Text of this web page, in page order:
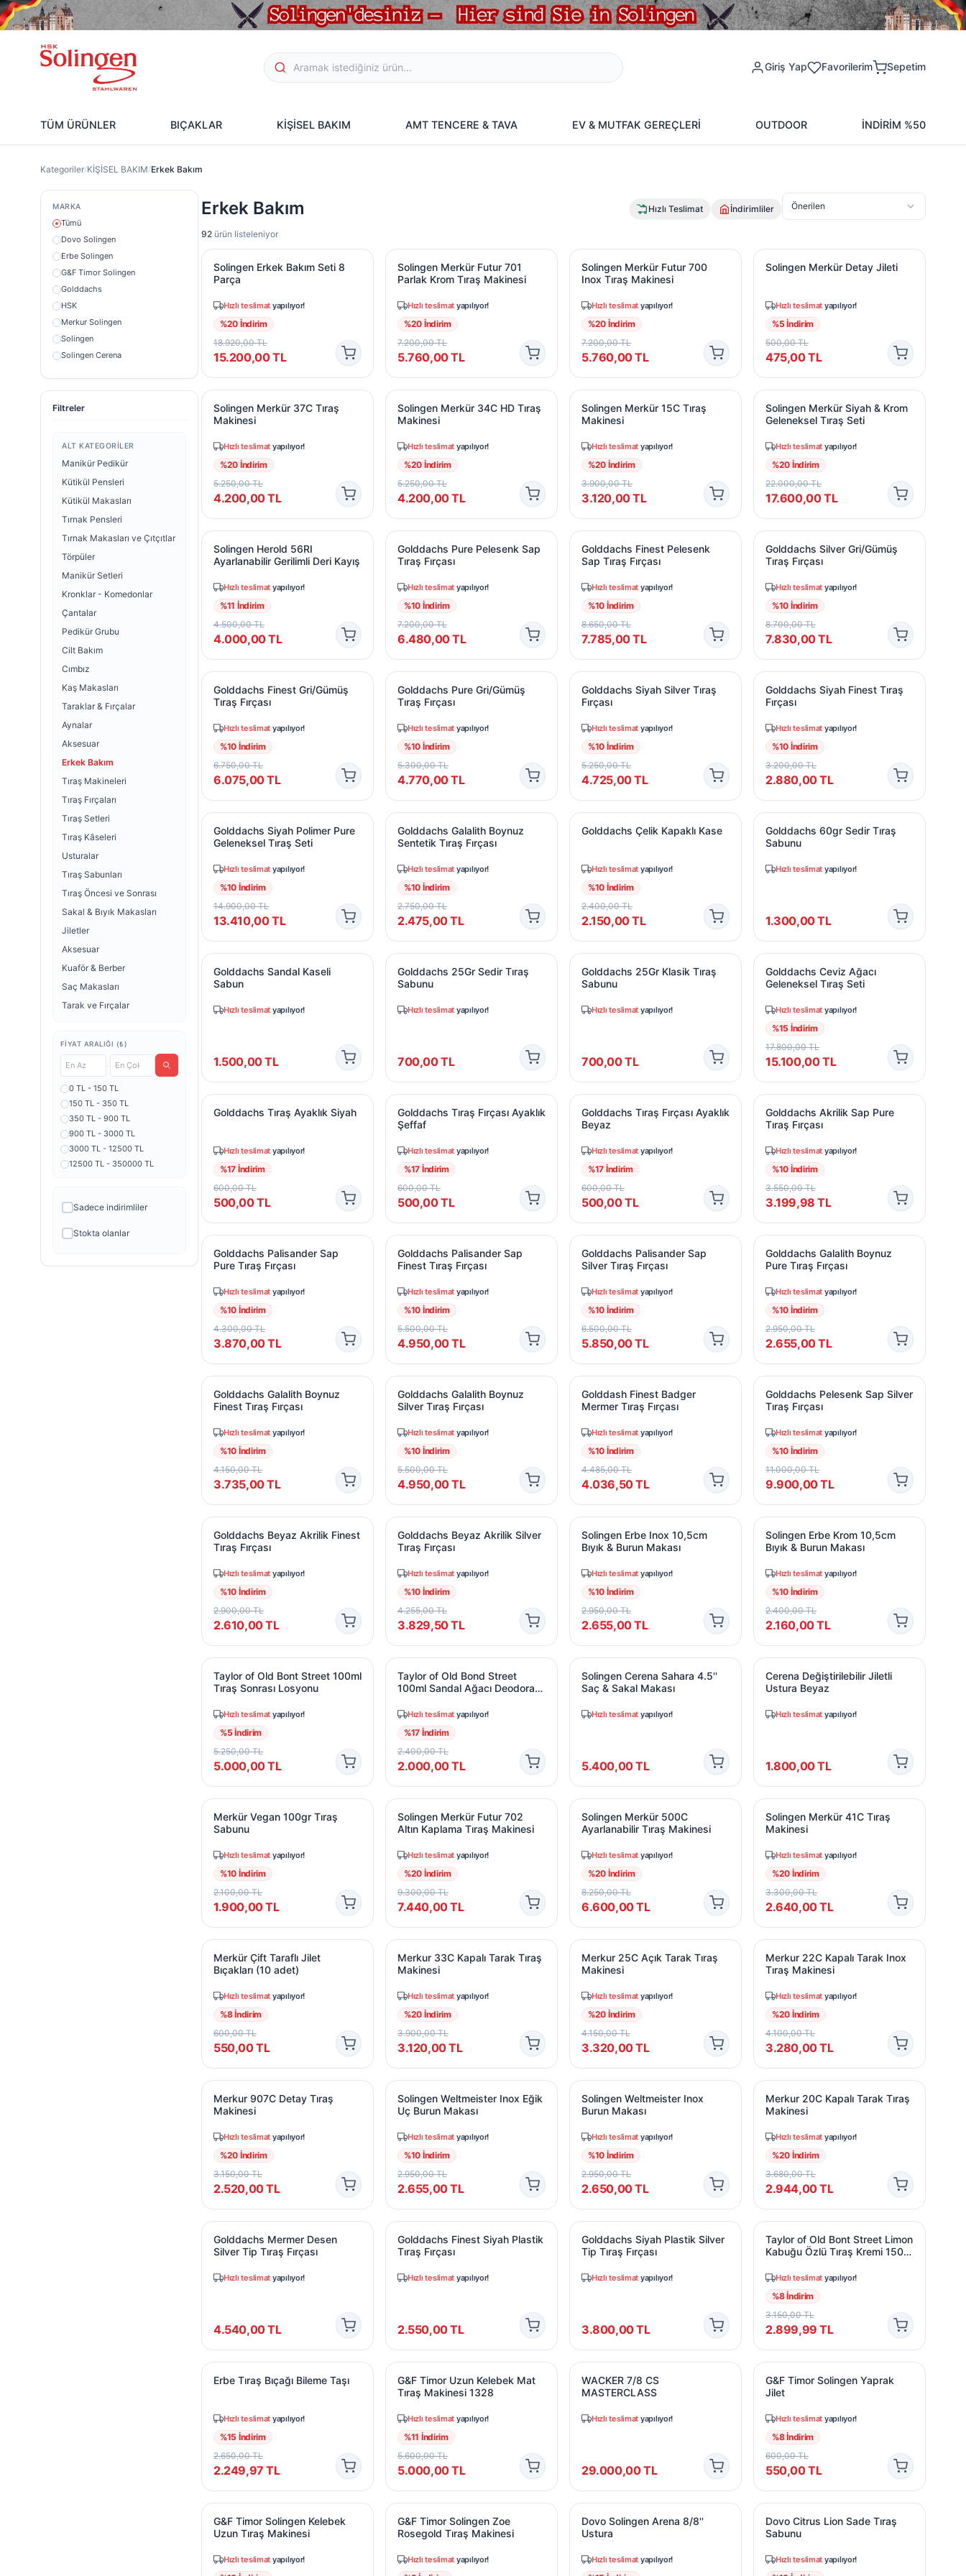
Giriş Yap Favorilerim Sepetim
TÜM ÜRÜNLER BIÇAKLAR KİŞİSEL BAKIM AMT TENCERE & TAVA EV & MUTFAK GEREÇLERİ OUTDOOR İNDİRİM %50
Kategoriler/KİŞİSEL BAKIM/Erkek Bakım
MARKA
Tümü
Dovo Solingen
Erbe Solingen
G&F Timor Solingen
Golddachs
HSK
Merkur Solingen
Solingen
Solingen Cerena
Solingen Erbe
Solingen Herold
Taylor of Old Bond Street
Taylor of Old Bont Street
Filtreler
ALT KATEGORILER
Manikür Pedikür
Kütikül Pensleri
Kütikül Makasları
Tırnak Pensleri
Tırnak Makasları ve Çıtçıtlar
Törpüler
Manikür Setleri
Kronklar - Komedonlar
Çantalar
Pedikür Grubu
Cilt Bakım
Cımbız
Kaş Makasları
Taraklar & Fırçalar
Aynalar
Aksesuar
Erkek Bakım
Tıraş Makineleri
Tıraş Fırçaları
Tıraş Setleri
Tıraş Kâseleri
Usturalar
Tıraş Sabunları
Tıraş Öncesi ve Sonrası
Sakal & Bıyık Makasları
Jiletler
Aksesuar
Kuaför & Berber
Saç Makasları
Tarak ve Fırçalar
FIYAT ARALIĞI (₺)
-
0 TL - 150 TL
150 TL - 350 TL
350 TL - 900 TL
900 TL - 3000 TL
3000 TL - 12500 TL
12500 TL - 350000 TL
Sadece indirimliler
Stokta olanlar
Erkek Bakım Hızlı Teslimat İndirimliler Önerilen
92 ürün listeleniyor
Solingen Erkek Bakım Seti 8 Parça
Solingen Erkek Bakım Seti 8
Parça
Hızlı teslimat yapılıyor!
%20 İndirim
18.920,00TL
15.200,00TL
Solingen Merkür Futur 701 Parlak Krom Tıraş Makinesi
Solingen Merkür Futur 701
Parlak Krom Tıraş Makinesi
Hızlı teslimat yapılıyor!
%20 İndirim
7.200,00TL
5.760,00TL
Solingen Merkür Futur 700 Inox Tıraş Makinesi
Solingen Merkür Futur 700
Inox Tıraş Makinesi
Hızlı teslimat yapılıyor!
%20 İndirim
7.200,00TL
5.760,00TL
Solingen Merkür Detay Jileti
Solingen Merkür Detay Jileti
Hızlı teslimat yapılıyor!
%5 İndirim
500,00TL
475,00TL
Solingen Merkür 37C Tıraş Makinesi
Solingen Merkür 37C Tıraş
Makinesi
Hızlı teslimat yapılıyor!
%20 İndirim
5.250,00TL
4.200,00TL
Solingen Merkür 34C HD Tıraş Makinesi
Solingen Merkür 34C HD Tıraş
Makinesi
Hızlı teslimat yapılıyor!
%20 İndirim
5.250,00TL
4.200,00TL
Solingen Merkür 15C Tıraş Makinesi
Solingen Merkür 15C Tıraş
Makinesi
Hızlı teslimat yapılıyor!
%20 İndirim
3.900,00TL
3.120,00TL
Solingen Merkür Siyah & Krom
Solingen Merkür Siyah & Krom
Geleneksel Tıraş Seti
Hızlı teslimat yapılıyor!
%20 İndirim
22.000,00TL
17.600,00TL
Solingen Herold 56RI Ayarlanabilir Gerilimli Deri Kayış
Solingen Herold 56RI
Ayarlanabilir Gerilimli Deri Kayış
Hızlı teslimat yapılıyor!
%11 İndirim
4.500,00TL
4.000,00TL
Golddachs Pure Pelesenk Sap Tıraş Fırçası
Golddachs Pure Pelesenk Sap
Tıraş Fırçası
Hızlı teslimat yapılıyor!
%10 İndirim
7.200,00TL
6.480,00TL
Golddachs Finest Pelesenk Sap Tıraş Fırçası
Golddachs Finest Pelesenk
Sap Tıraş Fırçası
Hızlı teslimat yapılıyor!
%10 İndirim
8.650,00TL
7.785,00TL
Golddachs Silver Gri/Gümüş Tıraş
Golddachs Silver Gri/Gümüş
Tıraş Fırçası
Hızlı teslimat yapılıyor!
%10 İndirim
8.700,00TL
7.830,00TL
Golddachs Finest Gri/Gümüş Tıraş Fırçası
Golddachs Finest Gri/Gümüş
Tıraş Fırçası
Hızlı teslimat yapılıyor!
%10 İndirim
6.750,00TL
6.075,00TL
Golddachs Pure Gri/Gümüş Tıraş Fırçası
Golddachs Pure Gri/Gümüş
Tıraş Fırçası
Hızlı teslimat yapılıyor!
%10 İndirim
5.300,00TL
4.770,00TL
Golddachs Siyah Silver Tıraş Fırçası
Golddachs Siyah Silver Tıraş
Fırçası
Hızlı teslimat yapılıyor!
%10 İndirim
5.250,00TL
4.725,00TL
Golddachs Siyah Finest Tıraş Fırçası
Golddachs Siyah Finest Tıraş
Fırçası
Hızlı teslimat yapılıyor!
%10 İndirim
3.200,00TL
2.880,00TL
Golddachs Siyah Polimer Pure Geleneksel Tıraş Seti
Golddachs Siyah Polimer Pure
Geleneksel Tıraş Seti
Hızlı teslimat yapılıyor!
%10 İndirim
14.900,00TL
13.410,00TL
Golddachs Galalith Boynuz Sentetik Tıraş Fırçası
Golddachs Galalith Boynuz
Sentetik Tıraş Fırçası
Hızlı teslimat yapılıyor!
%10 İndirim
2.750,00TL
2.475,00TL
Golddachs Çelik Kapaklı Kase
Golddachs Çelik Kapaklı Kase
Hızlı teslimat yapılıyor!
%10 İndirim
2.400,00TL
2.150,00TL
Golddachs 60gr Sedir Tıraş Sabunu
Golddachs 60gr Sedir Tıraş
Sabunu
Hızlı teslimat yapılıyor!
1.300,00TL
Golddachs Sandal Kaseli Sabun
Golddachs Sandal Kaseli
Sabun
Hızlı teslimat yapılıyor!
1.500,00TL
Golddachs 25Gr Sedir Tıraş Sabunu
Golddachs 25Gr Sedir Tıraş
Sabunu
Hızlı teslimat yapılıyor!
700,00TL
Golddachs 25Gr Klasik Tıraş Sabunu
Golddachs 25Gr Klasik Tıraş
Sabunu
Hızlı teslimat yapılıyor!
700,00TL
Golddachs Ceviz Ağacı Geleneksel
Golddachs Ceviz Ağacı
Geleneksel Tıraş Seti
Hızlı teslimat yapılıyor!
%15 İndirim
17.800,00TL
15.100,00TL
Golddachs Tıraş Ayaklık Siyah
Golddachs Tıraş Ayaklık Siyah
Hızlı teslimat yapılıyor!
%17 İndirim
600,00TL
500,00TL
Golddachs Tıraş Fırçası Ayaklık Şeffaf
Golddachs Tıraş Fırçası Ayaklık
Şeffaf
Hızlı teslimat yapılıyor!
%17 İndirim
600,00TL
500,00TL
Golddachs Tıraş Fırçası Ayaklık Beyaz
Golddachs Tıraş Fırçası Ayaklık
Beyaz
Hızlı teslimat yapılıyor!
%17 İndirim
600,00TL
500,00TL
Golddachs Akrilik Sap Pure Tıraş
Golddachs Akrilik Sap Pure
Tıraş Fırçası
Hızlı teslimat yapılıyor!
%10 İndirim
3.550,00TL
3.199,98 TL
Golddachs Palisander Sap Pure Tıraş Fırçası
Golddachs Palisander Sap
Pure Tıraş Fırçası
Hızlı teslimat yapılıyor!
%10 İndirim
4.300,00TL
3.870,00TL
Golddachs Palisander Sap Finest Tıraş Fırçası
Golddachs Palisander Sap
Finest Tıraş Fırçası
Hızlı teslimat yapılıyor!
%10 İndirim
5.500,00TL
4.950,00TL
Golddachs Palisander Sap Silver Tıraş Fırçası
Golddachs Palisander Sap
Silver Tıraş Fırçası
Hızlı teslimat yapılıyor!
%10 İndirim
6.500,00TL
5.850,00TL
Golddachs Galalith Boynuz Pure Tıraş
Golddachs Galalith Boynuz
Pure Tıraş Fırçası
Hızlı teslimat yapılıyor!
%10 İndirim
2.950,00TL
2.655,00TL
Golddachs Galalith Boynuz Finest Tıraş Fırçası
Golddachs Galalith Boynuz
Finest Tıraş Fırçası
Hızlı teslimat yapılıyor!
%10 İndirim
4.150,00TL
3.735,00TL
Golddachs Galalith Boynuz Silver Tıraş Fırçası
Golddachs Galalith Boynuz
Silver Tıraş Fırçası
Hızlı teslimat yapılıyor!
%10 İndirim
5.500,00TL
4.950,00TL
Golddash Finest Badger Mermer Tıraş Fırçası
Golddash Finest Badger
Mermer Tıraş Fırçası
Hızlı teslimat yapılıyor!
%10 İndirim
4.485,00TL
4.036,50TL
Golddachs Pelesenk Sap Silver Tıraş
Golddachs Pelesenk Sap Silver
Tıraş Fırçası
Hızlı teslimat yapılıyor!
%10 İndirim
11.000,00TL
9.900,00TL
Golddachs Beyaz Akrilik Finest Tıraş Fırçası
Golddachs Beyaz Akrilik Finest
Tıraş Fırçası
Hızlı teslimat yapılıyor!
%10 İndirim
2.900,00TL
2.610,00TL
Golddachs Beyaz Akrilik Silver Tıraş Fırçası
Golddachs Beyaz Akrilik Silver
Tıraş Fırçası
Hızlı teslimat yapılıyor!
%10 İndirim
4.255,00TL
3.829,50TL
Solingen Erbe Inox 10,5cm Bıyık & Burun Makası
Solingen Erbe Inox 10,5cm
Bıyık & Burun Makası
Hızlı teslimat yapılıyor!
%10 İndirim
2.950,00TL
2.655,00TL
Solingen Erbe Krom 10,5cm Bıyık &
Solingen Erbe Krom 10,5cm
Bıyık & Burun Makası
Hızlı teslimat yapılıyor!
%10 İndirim
2.400,00TL
2.160,00TL
Taylor of Old Bont Street 100ml Tıraş Sonrası Losyonu
Taylor of Old Bont Street 100ml
Tıraş Sonrası Losyonu
Hızlı teslimat yapılıyor!
%5 İndirim
5.250,00TL
5.000,00TL
Taylor of Old Bond Street 100ml Sandal Ağacı Deodorant Sprey
Taylor of Old Bond Street
100ml Sandal Ağacı Deodorant
Hızlı teslimat yapılıyor!
%17 İndirim
2.400,00TL
2.000,00TL
Solingen Cerena Sahara 4.5'' Saç & Sakal Makası
Solingen Cerena Sahara 4.5''
Saç & Sakal Makası
Hızlı teslimat yapılıyor!
5.400,00TL
Cerena Değiştirilebilir Jiletli Ustura
Cerena Değiştirilebilir Jiletli
Ustura Beyaz
Hızlı teslimat yapılıyor!
1.800,00TL
Merkür Vegan 100gr Tıraş Sabunu
Merkür Vegan 100gr Tıraş
Sabunu
Hızlı teslimat yapılıyor!
%10 İndirim
2.100,00TL
1.900,00TL
Solingen Merkür Futur 702 Altın Kaplama Tıraş Makinesi
Solingen Merkür Futur 702
Altın Kaplama Tıraş Makinesi
Hızlı teslimat yapılıyor!
%20 İndirim
9.300,00TL
7.440,00TL
Solingen Merkür 500C Ayarlanabilir Tıraş Makinesi
Solingen Merkür 500C
Ayarlanabilir Tıraş Makinesi
Hızlı teslimat yapılıyor!
%20 İndirim
8.250,00TL
6.600,00TL
Solingen Merkür 41C Tıraş Makinesi
Solingen Merkür 41C Tıraş
Makinesi
Hızlı teslimat yapılıyor!
%20 İndirim
3.300,00TL
2.640,00TL
Merkür Çift Taraflı Jilet Bıçakları (10 adet)
Merkür Çift Taraflı Jilet
Bıçakları (10 adet)
Hızlı teslimat yapılıyor!
%8İndirim
600,00TL
550,00TL
Merkur 33C Kapalı Tarak Tıraş Makinesi
Merkur 33C Kapalı Tarak Tıraş
Makinesi
Hızlı teslimat yapılıyor!
%20 İndirim
3.900,00TL
3.120,00TL
Merkur 25C Açık Tarak Tıraş Makinesi
Merkur 25C Açık Tarak Tıraş
Makinesi
Hızlı teslimat yapılıyor!
%20 İndirim
4.150,00TL
3.320,00TL
Merkur 22C Kapalı Tarak Inox Tıraş
Merkur 22C Kapalı Tarak Inox
Tıraş Makinesi
Hızlı teslimat yapılıyor!
%20 İndirim
4.100,00TL
3.280,00TL
Merkur 907C Detay Tıraş Makinesi
Merkur 907C Detay Tıraş
Makinesi
Hızlı teslimat yapılıyor!
%20 İndirim
3.150,00TL
2.520,00TL
Solingen Weltmeister Inox Eğik Uç Burun Makası
Solingen Weltmeister Inox Eğik
Uç Burun Makası
Hızlı teslimat yapılıyor!
%10 İndirim
2.950,00TL
2.655,00TL
Solingen Weltmeister Inox Burun Makası
Solingen Weltmeister Inox
Burun Makası
Hızlı teslimat yapılıyor!
%10 İndirim
2.950,00TL
2.650,00TL
Merkur 20C Kapalı Tarak Tıraş
Merkur 20C Kapalı Tarak Tıraş
Makinesi
Hızlı teslimat yapılıyor!
%20 İndirim
3.680,00TL
2.944,00TL
Golddachs Mermer Desen Silver Tip Tıraş Fırçası
Golddachs Mermer Desen
Silver Tip Tıraş Fırçası
Hızlı teslimat yapılıyor!
4.540,00TL
Golddachs Finest Siyah Plastik Tıraş Fırçası
Golddachs Finest Siyah Plastik
Tıraş Fırçası
Hızlı teslimat yapılıyor!
2.550,00TL
Golddachs Siyah Plastik Silver Tip Tıraş Fırçası
Golddachs Siyah Plastik Silver
Tip Tıraş Fırçası
Hızlı teslimat yapılıyor!
3.800,00TL
Taylor of Old Bont Street Limon
Taylor of Old Bont Street Limon
Kabuğu Özlü Tıraş Kremi 150
Hızlı teslimat yapılıyor!
%8İndirim
3.150,00TL
2.899,99 TL
Erbe Tıraş Bıçağı Bileme Taşı
Erbe Tıraş Bıçağı Bileme Taşı
Hızlı teslimat yapılıyor!
%15 İndirim
2.650,00TL
2.249,97 TL
G&F Timor Uzun Kelebek Mat Tıraş Makinesi 1328
G&F Timor Uzun Kelebek Mat
Tıraş Makinesi 1328
Hızlı teslimat yapılıyor!
%11 İndirim
5.600,00TL
5.000,00TL
WACKER 7/8 CS MASTERCLASS
WACKER 7/8 CS
MASTERCLASS
Hızlı teslimat yapılıyor!
29.000,00TL
G&F Timor Solingen Yaprak Jilet
G&F Timor Solingen Yaprak
Jilet
Hızlı teslimat yapılıyor!
%8İndirim
600,00TL
550,00TL
G&F Timor Solingen Kelebek Uzun Tıraş Makinesi
G&F Timor Solingen Kelebek
Uzun Tıraş Makinesi
Hızlı teslimat yapılıyor!
G&F Timor Solingen Zoe Rosegold Tıraş Makinesi
G&F Timor Solingen Zoe
Rosegold Tıraş Makinesi
Hızlı teslimat yapılıyor!
Dovo Solingen Arena 8/8'' Ustura
Dovo Solingen Arena 8/8''
Ustura
Hızlı teslimat yapılıyor!
Dovo Citrus Lion Sade Tıraş Sabunu
Dovo Citrus Lion Sade Tıraş
Sabunu
Hızlı teslimat yapılıyor!